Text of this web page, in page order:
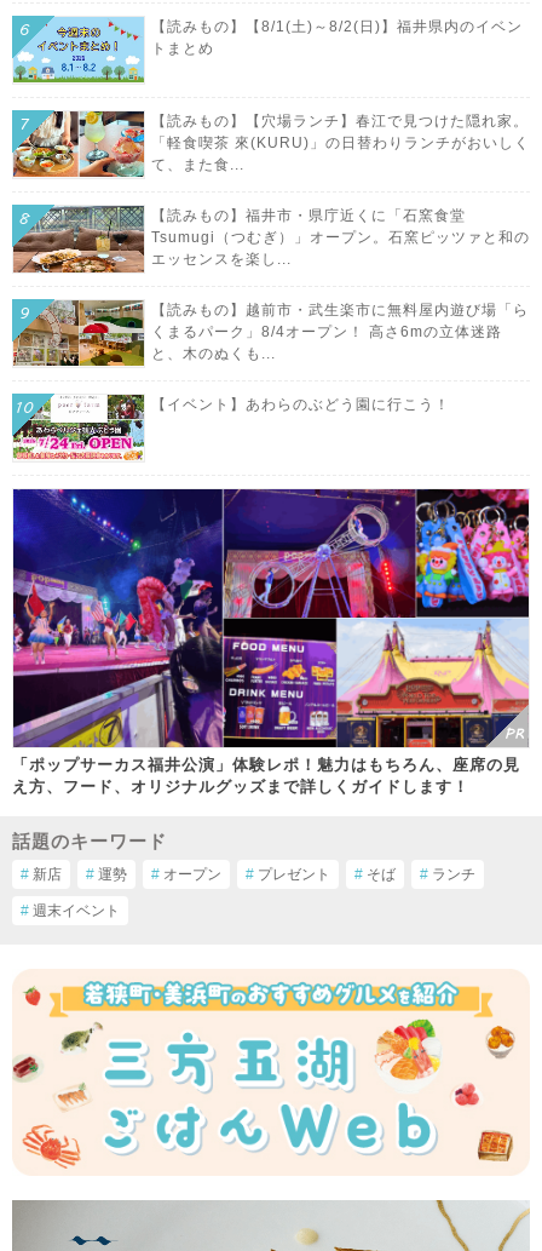
【読みもの】【8/1(土)～8/2(日)】福井県内のイベン
トまとめ
【読みもの】【穴場ランチ】春江で見つけた隠れ家。
「軽食喫茶 來(KURU)」の日替わりランチがおいしく
て、また食...
【読みもの】福井市・県庁近くに「石窯食堂
Tsumugi（つむぎ）」オープン。石窯ピッツァと和の
エッセンスを楽し...
【読みもの】越前市・武生楽市に無料屋内遊び場「ら
くまるパーク」8/4オープン！ 高さ6mの立体迷路
と、木のぬくも...
【イベント】あわらのぶどう園に行こう！
「ポップサーカス福井公演」体験レポ！魅力はもちろん、座席の見
え方、フード、オリジナルグッズまで詳しくガイドします！
話題のキーワード
# 新店 # 運勢 # オープン # プレゼント # そば # ランチ
# 週末イベント